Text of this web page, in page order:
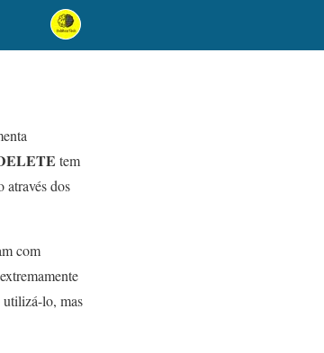
tem
através dos
com
utilizá-lo, mas